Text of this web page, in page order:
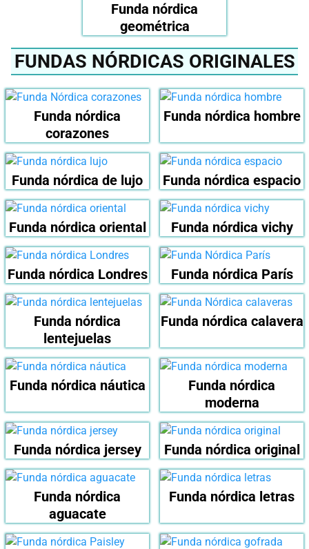
Funda nórdica
geométrica
FUNDAS NÓRDICAS ORIGINALES
Funda nórdica
corazones
Funda nórdica hombre
Funda nórdica de lujo Funda nórdica espacio
Funda nórdica oriental Funda nórdica vichy
Funda nórdica Londres Funda nórdica París
Funda nórdica
lentejuelas
Funda nórdica calavera
Funda nórdica náutica
Funda nórdica
moderna
Funda nórdica jersey Funda nórdica original
Funda nórdica
aguacate
Funda nórdica letras